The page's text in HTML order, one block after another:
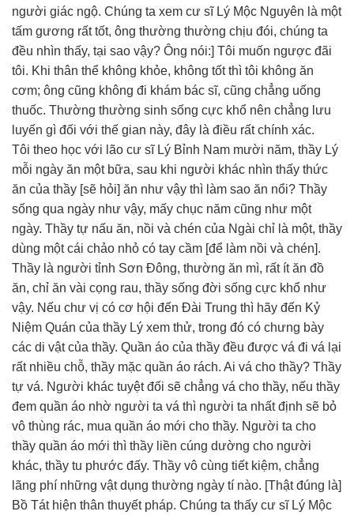
người giác ngộ. Chúng ta xem cư sĩ Lý Mộc Nguyên là một
tấm gương rất tốt, ông thường thường chịu đói, chúng ta
đều nhìn thấy, tại sao vậy? Ông nói:] Tôi muốn ngược đãi
tôi. Khi thân thể không khỏe, không tốt thì tôi không ăn
cơm; ông cũng không đi khám bác sĩ, cũng chẳng uống
thuốc. Thường thường sinh sống cực khổ nên chẳng lưu
luyến gì đối với thế gian này, đây là điều rất chính xác.
Tôi theo học với lão cư sĩ Lý Bỉnh Nam mười năm, thầy Lý
mỗi ngày ăn một bữa, sau khi người khác nhìn thấy thức
ăn của thầy [sẽ hỏi] ăn như vậy thì làm sao ăn nổi? Thầy
sống qua ngày như vậy, mấy chục năm cũng như một
ngày. Thầy tự nấu ăn, nồi và chén của Ngài chỉ là một, thầy
dùng một cái chảo nhỏ có tay cầm [để làm nồi và chén].
Thầy là người tỉnh Sơn Đông, thường ăn mì, rất ít ăn đồ
ăn, chỉ ăn vài cọng rau, thầy sống đời sống cực khổ như
vậy. Nếu chư vị có cơ hội đến Đài Trung thì hãy đến Kỷ
Niệm Quán của thầy Lý xem thử, trong đó có chưng bày
các di vật của thầy. Quần áo của thầy đều được vá đi vá lại
rất nhiều chỗ, thầy mặc quần áo rách. Ai vá cho thầy? Thầy
tự vá. Người khác tuyệt đối sẽ chẳng vá cho thầy, nếu thầy
đem quần áo nhờ người ta vá thì người ta nhất định sẽ bỏ
vô thùng rác, mua quần áo mới cho thầy. Người ta cho
thầy quần áo mới thì thầy liền cúng dường cho người
khác, thầy tu phước đấy. Thầy vô cùng tiết kiệm, chẳng
lãng phí những vật dụng thường ngày tí nào. [Thật đúng là]
Bồ Tát hiện thân thuyết pháp. Chúng ta thấy cư sĩ Lý Mộc